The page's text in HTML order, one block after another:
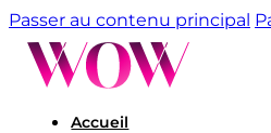
Passer au contenu principal
Accueil